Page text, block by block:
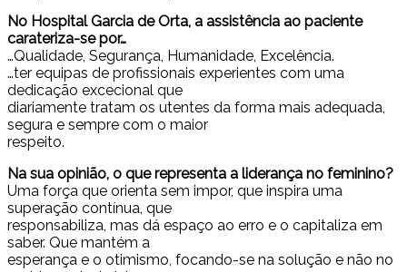
No Hospital Garcia de Orta, a assistência ao paciente
carateriza-se por…
…Qualidade, Segurança, Humanidade, Excelência.
…ter equipas de profissionais experientes com uma
dedicação excecional que
diariamente tratam os utentes da forma mais adequada,
segura e sempre com o maior
respeito.
Na sua opinião, o que representa a liderança no feminino?
Uma força que orienta sem impor, que inspira uma
superação contínua, que
responsabiliza, mas dá espaço ao erro e o capitaliza em
saber. Que mantém a
esperança e o otimismo, focando-se na solução e não no